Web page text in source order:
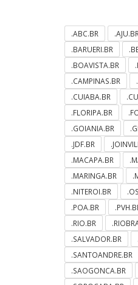
.ABC.BR .AJU.BR
.BARUERI.BR
.BOAVISTA.BR
.CAMPINAS.BR
.CUIABA.BR
.FLORIPA.BR
.GOIANIA.BR
.JDF.BR
.MACAPA.BR
.MARINGA.BR
.NITEROI.BR
.POA.BR
.RIO.BR
.SALVADOR.BR
.SANTOANDRE.BR
.SAOGONCA.BR